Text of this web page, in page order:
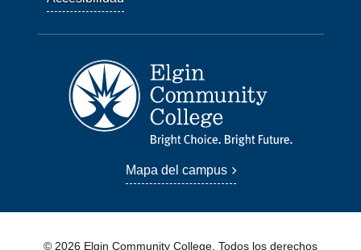
Mapa del campus
© 2026 Elgin Community College. Todos los derechos